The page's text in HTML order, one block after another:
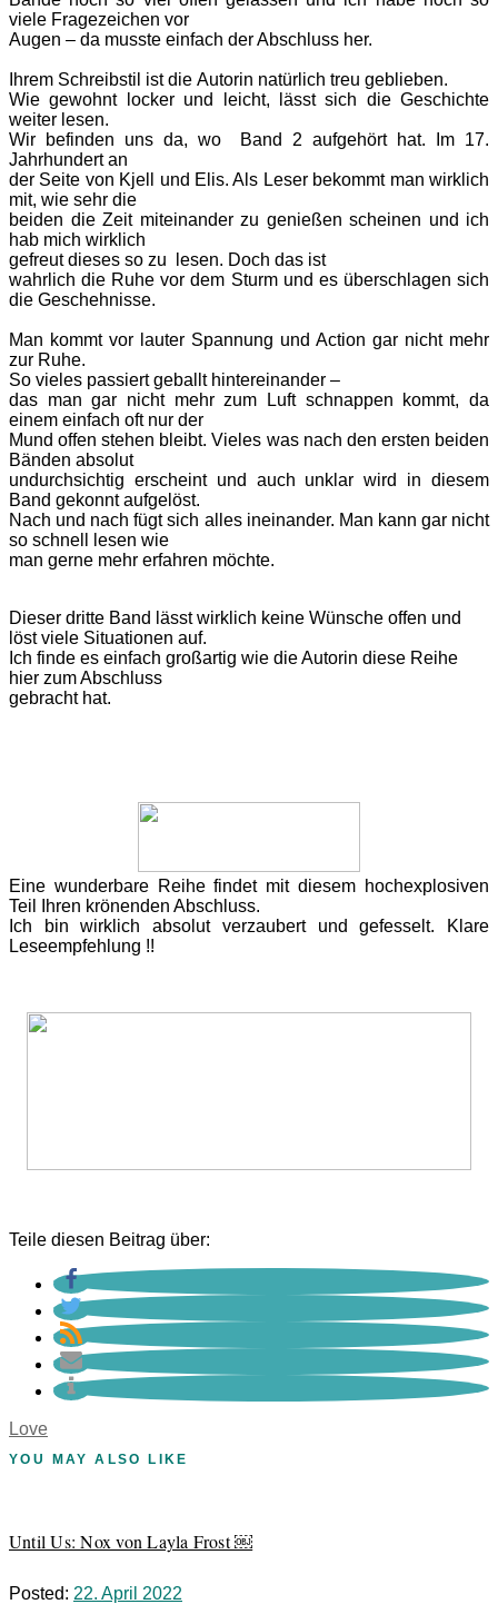
viele Fragezeichen vor
Augen – da musste einfach der Abschluss her.
Ihrem Schreibstil ist die Autorin natürlich treu geblieben.
Wie gewohnt locker und leicht, lässt sich die Geschichte
weiter lesen.
Wir befinden uns da, wo Band 2 aufgehört hat. Im 17.
Jahrhundert an
der Seite von Kjell und Elis. Als Leser bekommt man wirklich
mit, wie sehr die
beiden die Zeit miteinander zu genießen scheinen und ich
hab mich wirklich
gefreut dieses so zu lesen. Doch das ist
wahrlich die Ruhe vor dem Sturm und es überschlagen sich
die Geschehnisse.
Man kommt vor lauter Spannung und Action gar nicht mehr
zur Ruhe.
So vieles passiert geballt hintereinander –
das man gar nicht mehr zum Luft schnappen kommt, da
einem einfach oft nur der
Mund offen stehen bleibt. Vieles was nach den ersten beiden
Bänden absolut
undurchsichtig erscheint und auch unklar wird in diesem
Band gekonnt aufgelöst.
Nach und nach fügt sich alles ineinander. Man kann gar nicht
so schnell lesen wie
man gerne mehr erfahren möchte.
Dieser dritte Band lässt wirklich keine Wünsche offen und
löst viele Situationen auf.
Ich finde es einfach großartig wie die Autorin diese Reihe
hier zum Abschluss
gebracht hat.
Eine wunderbare Reihe findet mit diesem hochexplosiven
Teil Ihren krönenden Abschluss.
Ich bin wirklichabsolut verzaubert und gefesselt. Klare
Leseempfehlung !!
Teile diesen Beitrag über:
Love
YOU MAY ALSO LIKE
Until Us: Nox von Layla Frost ￼
Posted: 22. April 2022